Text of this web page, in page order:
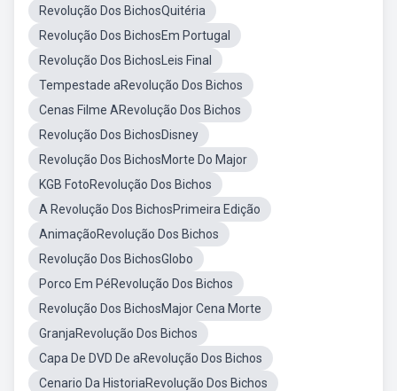
Revolução Dos BichosQuitéria
Revolução Dos BichosEm Portugal
Revolução Dos BichosLeis Final
Tempestade aRevolução Dos Bichos
Cenas Filme ARevolução Dos Bichos
Revolução Dos BichosDisney
Revolução Dos BichosMorte Do Major
KGB FotoRevolução Dos Bichos
A Revolução Dos BichosPrimeira Edição
AnimaçãoRevolução Dos Bichos
Revolução Dos BichosGlobo
Porco Em PéRevolução Dos Bichos
Revolução Dos BichosMajor Cena Morte
GranjaRevolução Dos Bichos
Capa De DVD De aRevolução Dos Bichos
Cenario Da HistoriaRevolução Dos Bichos